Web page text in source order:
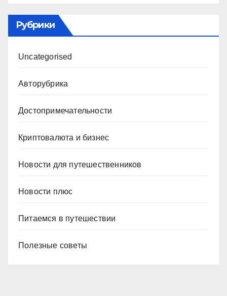
Рубрики
Uncategorised
Авторубрика
Достопримечательности
Криптовалюта и бизнес
Новости для путешественников
Новости плюс
Питаемся в путешествии
Полезные советы